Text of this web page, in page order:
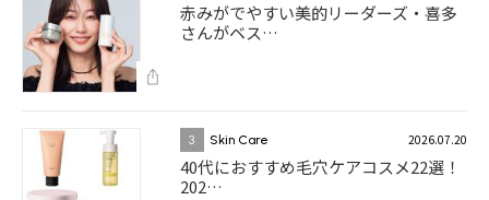
赤みがでやすい美的リーダーズ・喜多
さんがベス…
3 Skin Care 2026.07.20
40代におすすめ毛穴ケアコスメ22選！
202…